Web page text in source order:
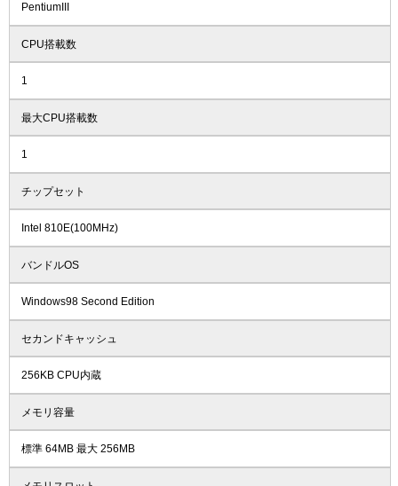
PentiumIII
CPU搭載数
1
最大CPU搭載数
1
チップセット
Intel 810E(100MHz)
バンドルOS
Windows98 Second Edition
セカンドキャッシュ
256KB CPU内蔵
メモリ容量
標準 64MB 最大 256MB